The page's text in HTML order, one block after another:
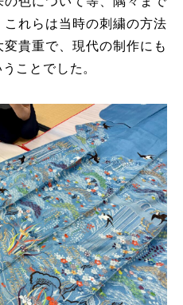
れらは当時の刺繍の方法
貴重で、現代の制作にも
ことでした。